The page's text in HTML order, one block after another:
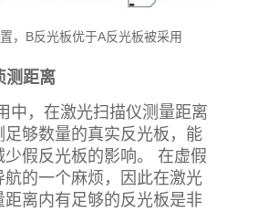
，B反光板优于A反光板被采用
距离
，在激光扫描仪测量距离
足够数量的真实反光板，能
假反光板的影响。 在虚假
航的一个麻烦，因此在激光
离内有足够的反光板是非